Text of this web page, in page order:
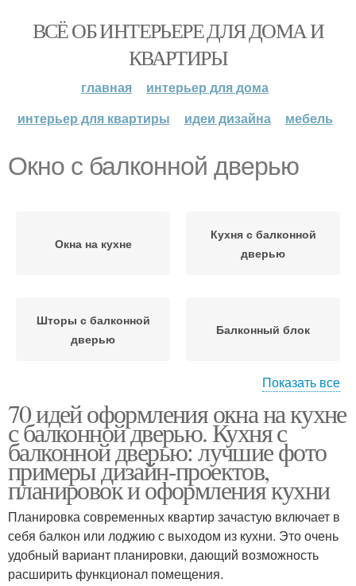
ВСЁ ОБ ИНТЕРЬЕРЕ ДЛЯ ДОМА И
КВАРТИРЫ
главная
интерьер для дома
интерьер для квартиры
идеи дизайна мебель
Окно с балконной дверью
Окна на кухне
Кухня с балконной
дверью
Шторы с балконной
дверью
Балконный блок
Кухни с балконной
дверью
Кухня без окна
Межкомнатное окно Раздаточное окно
Шторы на балконную
Показать все
70 идей оформления окна на кухне
с балконной дверью. Кухня с
балконной дверью: лучшие фото
примеры дизайн-проектов,
планировок и оформления кухни
Планировка современных квартир зачастую включает в
себя балкон или лоджию с выходом из кухни. Это очень
удобный вариант планировки, дающий возможность
расширить функционал помещения.